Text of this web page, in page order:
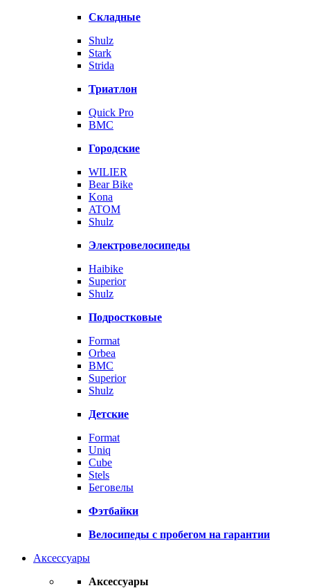
Складные
Shulz
Stark
Strida
Триатлон
Quick Pro
BMC
Городские
WILIER
Bear Bike
Kona
ATOM
Shulz
Электровелосипеды
Haibike
Superior
Shulz
Подростковые
Format
Orbea
BMC
Superior
Shulz
Детские
Format
Uniq
Cube
Stels
Беговелы
Фэтбайки
Велосипеды с пробегом на гарантии
Аксессуары
Аксессуары